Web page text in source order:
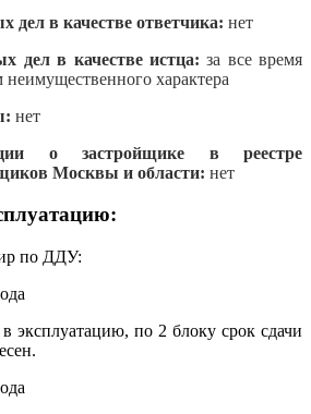
дел в качестве ответчика: нет
дел в качестве истца:за все время
характера
нет
о застройщике в реестре
Москвы и области: нет
по ДДУ:
эксплуатацию, по 2 блоку срок сдачи